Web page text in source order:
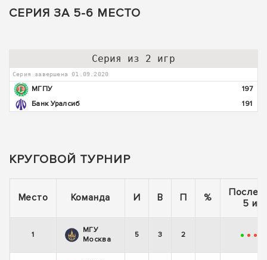
СЕРИЯ ЗА 5-6 МЕСТО
Серия из 2 игр
Серия завершена 01.09.2020
МГПУ
197
Банк Уралсиб
191
КРУГОВОЙ ТУРНИР
Место Команда И В П %
5 игр
1
МГУ
Москва
5 3 2 + - -